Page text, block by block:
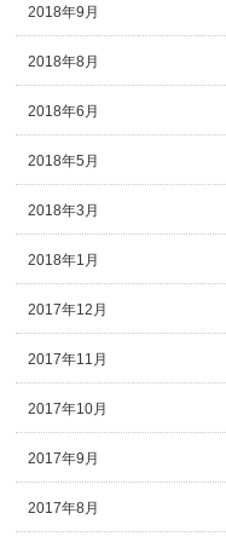
2018年9月
2018年8月
2018年6月
2018年5月
2018年3月
2018年1月
2017年12月
2017年11月
2017年10月
2017年9月
2017年8月